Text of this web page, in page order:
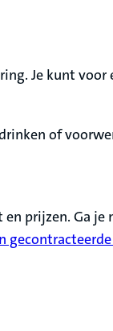
Je kunt voor
of
prijzen. Ga je